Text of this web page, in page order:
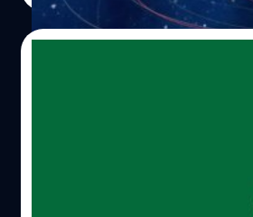
รายงานว่า OPPO Reno 8 จะเป็น
ประสิทธิภาพจากชิปเซต